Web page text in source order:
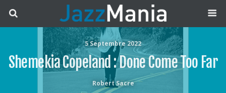
5 Septembre 2022
Shemekia Copeland : Done Come Too Far
Robert Sacre